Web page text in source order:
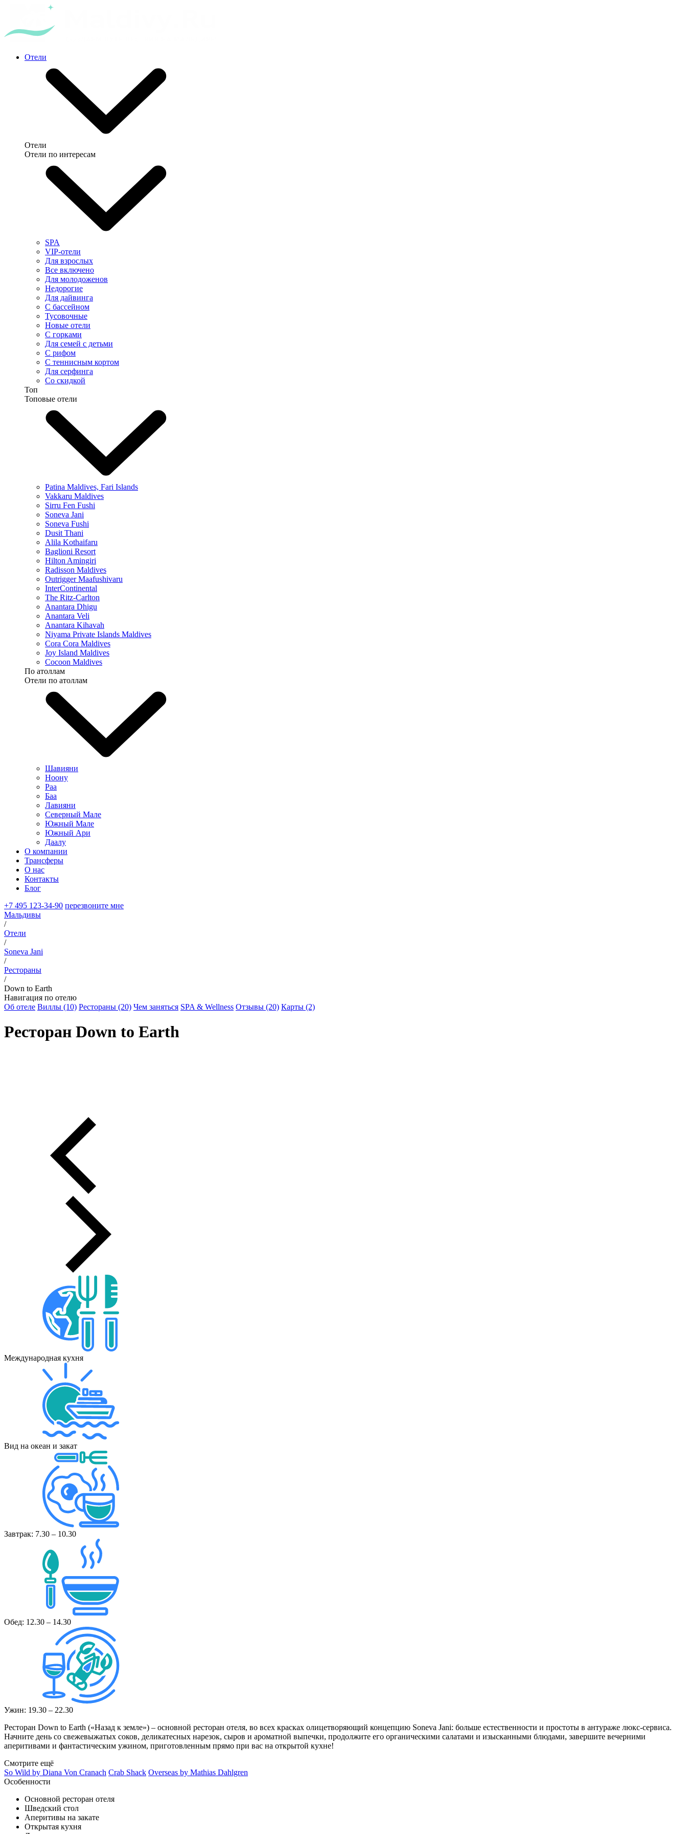
Отели
Отели
Отели по интересам
SPA
VIP-отели
Для взрослых
Все включено
Для молодоженов
Недорогие
Для дайвинга
С бассейном
Тусовочные
Новые отели
С горками
Для семей с детьми
С рифом
С теннисным кортом
Для серфинга
Со скидкой
Топ
Топовые отели
Patina Maldives, Fari Islands
Vakkaru Maldives
Sirru Fen Fushi
Soneva Jani
Soneva Fushi
Dusit Thani
Alila Kothaifaru
Baglioni Resort
Hilton Amingiri
Radisson Maldives
Outrigger Maafushivaru
InterContinental
The Ritz-Carlton
Anantara Dhigu
Anantara Veli
Anantara Kihavah
Niyama Private Islands Maldives
Cora Cora Maldives
Joy Island Maldives
Cocoon Maldives
По атоллам
Отели по атоллам
Шавияни
Ноону
Раа
Баа
Лавияни
Северный Мале
Южный Мале
Южный Ари
Даалу
О компании
Трансферы
О нас
Контакты
Блог
+7 495 123-34-90 перезвоните мне
Мальдивы
/
Отели
/
Soneva Jani
/
Рестораны
/
Down to Earth
Навигация по отелю
Об отеле Виллы (10) Рестораны (20) Чем заняться SPA & Wellness Отзывы (20) Карты (2)
Ресторан Down to Earth
Международная кухня
Вид на океан и закат
Завтрак: 7.30 – 10.30
Обед: 12.30 – 14.30
Ужин: 19.30 – 22.30
Ресторан Down to Earth («Назад к земле») – основной ресторан отеля, во всех красках олицетворяющий концепцию Soneva Jani: больше естественности и простоты в антураже люкс-сервиса.
Начните день со свежевыжатых соков, деликатесных нарезок, сыров и ароматной выпечки, продолжите его органическими салатами и изысканными блюдами, завершите вечерними
аперитивами и фантастическим ужином, приготовленным прямо при вас на открытой кухне!
Смотрите ещё
So Wild by Diana Von Cranach Crab Shack Overseas by Mathias Dahlgren
Особенности
Основной ресторан отеля
Шведский стол
Аперитивы на закате
Открытая кухня